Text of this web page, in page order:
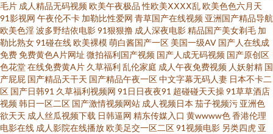
成人午夜精品 日本玖玖情色 蜜臀网站91 久草黄色剧场 国产97网 97超碰在线
伊人 最新AV 91丝袜论坛 黄网站观看入口 免费毛片网址 欧美做爱精品 丝袜性
爱影片 亚洲瑟瑟王国 91最新免费网址 豆花视频在线吃瓜 精品视频一二 欧美
第一浮力影院 日韩精品在线视频 午夜色影院 黄色A片网 欧美成a 日本操逼文
毛片 成人精品无码视频欧美午夜极品 性欧美ⅩⅩⅩⅩ乱欧美色色六月天
91影视网 午夜伦不卡 加勒比性爱网 青草国产在线视频 亚洲国产精品导航
欧美色淫波多野结依电影91狠狠撸 成人深夜电影精品国产美女剃毛 加
勒比熟女91碰在线欧美裸模萌白酱国产一区 美国一级AV 国产人在线成
免费免费黄色A片网址 微拍福利国产视频 国产人成无码视频 国产原创区
色花堂在线免费黄A片 久草福利 乱伦家庭 成人午夜免费视频 人妖射精 国
产屁屁 国产精品天干天 国产精品午夜一区中文字幕无码人妻 日本不卡二
区 国产日韩91 久草福利视频网 91日日夜夜91 超碰碰天天操91草草酒店
视频韩日一区二区 国产激情视频网站 成人视频日本 茄子视频污 亚洲色
欲天天 成人丝瓜视频下载 日韩逼网 精东传媒入口 黄wwww色香港伦理
电影在线 成人影院在线播放欧美足交一区二区91视频电影 另类四虎 亚